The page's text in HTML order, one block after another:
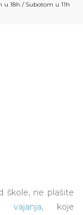
u 18h / Subotom u 11h
škole, ne plašite
vajanja, koje